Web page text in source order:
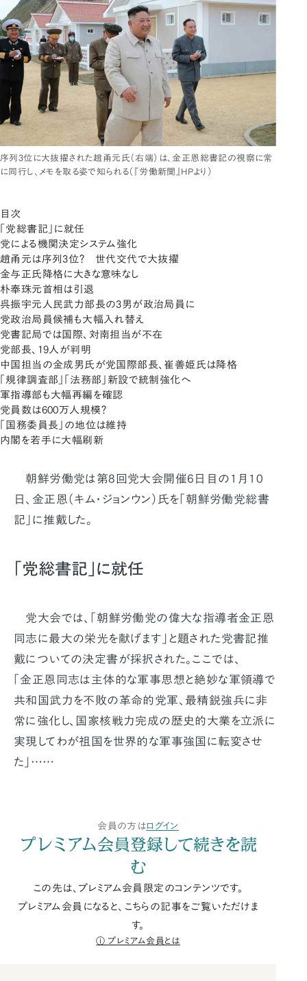
序列3位に大抜擢された趙甬元氏（右端）は、金正恩総書記の視察に常
に同行し、メモを取る姿で知られる（『労働新聞』HPより）
目次
「党総書記」に就任
党による機関決定システム強化
趙甬元は序列3位？ 世代交代で大抜擢
金与正氏降格に大きな意味なし
朴奉珠元首相は引退
呉振宇元人民武力部長の3男が政治局員に
党政治局員候補も大幅入れ替え
党書記局では国際、対南担当が不在
党部長、19人が判明
中国担当の金成男氏が党国際部長、崔善姫氏は降格
「規律調査部」「法務部」新設で統制強化へ
軍指導部も大幅再編を確認
党員数は600万人規模？
「国務委員長」の地位は維持
内閣を若手に大幅刷新
朝鮮労働党は第8回党大会開催6日目の1月10
日、金正恩（キム・ジョンウン）氏を「朝鮮労働党総書
記」に推戴した。
「党総書記」に就任
党大会では、「朝鮮労働党の偉大な指導者金正恩
同志に最大の栄光を献げます」と題された党書記推
戴についての決定書が採択された。ここでは、
「金正恩同志は主体的な軍事思想と絶妙な軍領導で
共和国武力を不敗の革命的党軍､最精鋭強兵に非
常に強化し､国家核戦力完成の歴史的大業を立派に
実現してわが祖国を世界的な軍事強国に転変させ
た」……
会員の方はログイン
プレミアム会員登録して続きを読
む
この先は、プレミアム会員限定のコンテンツです。
プレミアム会員になると、こちらの記事をご覧いただけま
す。
プレミアム会員とは